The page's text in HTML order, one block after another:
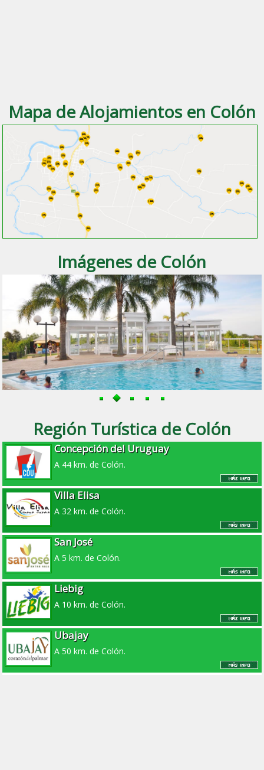
Mapa de Alojamientos en Colón
Imágenes de Colón
Región Turística de Colón
Concepción del Uruguay
A 44 km. de Colón.
Villa Elisa
A 32 km. de Colón.
San José
A 5 km. de Colón.
Liebig
A 10 km. de Colón.
Ubajay
A 50 km. de Colón.